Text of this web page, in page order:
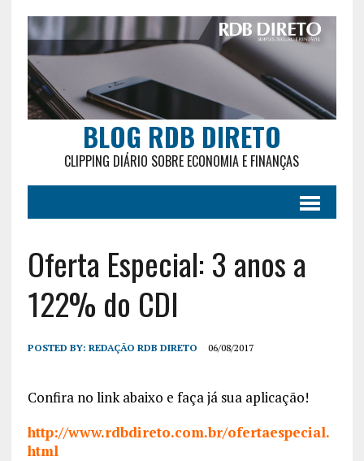
BLOG RDB DIRETO
CLIPPING DIÁRIO SOBRE ECONOMIA E FINANÇAS
Oferta Especial: 3 anos a
122% do CDI
POSTED BY: REDAÇÃO RDB DIRETO 06/08/2017
Confira no link abaixo e faça já sua aplicação!
http://www.rdbdireto.com.br/ofertaespecial.
html